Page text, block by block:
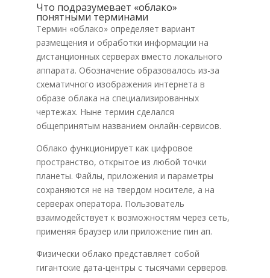
Что подразумевает «облако»
понятными терминами
Термин «облако» определяет вариант
размещения и обработки информации на
дистанционных серверах вместо локального
аппарата. Обозначение образовалось из-за
схематичного изображения интернета в
образе облака на специализированных
чертежах. Ныне термин сделался
общепринятым названием онлайн-сервисов.
Облако функционирует как цифровое
пространство, открытое из любой точки
планеты. Файлы, приложения и параметры
сохраняются не на твердом носителе, а на
серверах оператора. Пользователь
взаимодействует к возможностям через сеть,
применяя браузер или приложение пин ап.
Физически облако представляет собой
гигантские дата-центры с тысячами серверов.